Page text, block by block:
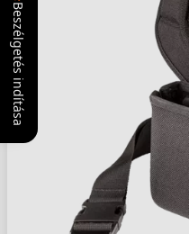
Beszélgetés indítása